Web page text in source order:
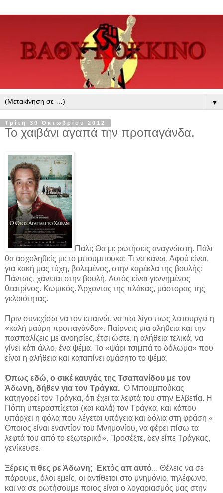
▼
Τρίτη 30 Οκτωβρίου 2012
Το χαιβάνι αγαπά την προπαγάνδα.
Πάλι; Θα με ρωτήσεις αναγνώστη. Πάλι
θα ασχοληθείς με το μπουμπούκα; Τι να κάνω. Αφού είναι,
για κακή μας τύχη, βολεμένος, στην καρέκλα της βουλής;
Πάντως, χάνεται στην βουλή. Aυτός είναι γεννημένος
θεατρίνος. Κωμικός. Άρχοντας της πλάκας, μάστορας της
γελοιότητας.
Πριν συνεχίσω να τον επαινώ, να πω λίγο πως λειτουργεί η
«καλή μαύρη προπαγάνδα». Παίρνεις μια αλήθεια και την
πασπαλίζεις με ανοησίες, έτσι ώστε, η αλήθεια τελικά, να
γίνει κάτι άλλο, ένα ψέμα. Το «ψάρι τσιμπά το δόλωμα» που
είναι η αλήθεια και καταπίνει αμάσητο το ψέμα.
Όπως εδώ, ο σικέ καυγάς της Τσαπανίδου με τον
Άδωνη, δήθεν για τον Τράγκα. Ο Μπουμπούκας
κατηγορεί τον Τράγκα, ότι έχει τα λεφτά του στην Ελβετία. Η
Πόπη υπερασπίζεται (και καλά) τον Τράγκα, και κάπου
υπάρχει η φόλα που λέγεται υπόγεια και δόλια στη φράση «
Όποιος είναι εναντίον του Mνημονίου, να φέρει πίσω τα
λεφτά του από το εξωτερικό». Προσέξτε, δεν είπε Τράγκας,
γενίκευσε.
Ξέρεις τι θες ρε Άδωνη; Εκτός απ αυτό... Θέλεις να σε
πάρουμε, όλοι εμείς, οι αντίθετοι στο μνημόνιο, τηλέφωνο,
και να σε ρωτήσουμε ποιος είναι ο λογαριασμός μας στην